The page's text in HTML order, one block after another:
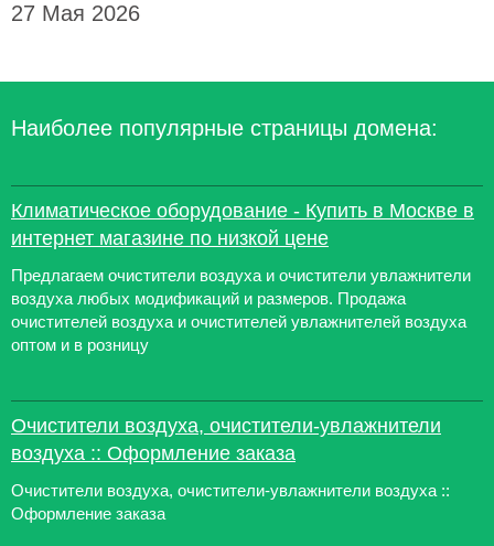
27 Мая 2026
Наиболее популярные страницы домена:
Климатическое оборудование - Купить в Москве в
интернет магазине по низкой цене
Предлагаем очистители воздуха и очистители увлажнители
воздуха любых модификаций и размеров. Продажа
очистителей воздуха и очистителей увлажнителей воздуха
оптом и в розницу
Очистители воздуха, очистители-увлажнители
воздуха :: Оформление заказа
Очистители воздуха, очистители-увлажнители воздуха ::
Оформление заказа